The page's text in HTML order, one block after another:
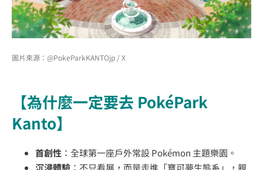
圖片來源：@PokeParkKANTOjp / X
【為什麼一定要去 PokéPark
Kanto】
首創性 ：全球第一座戶外常設 Pokémon 主題樂園。
沉浸體驗 ：不只看展，而是走進「寶可夢生態系」，親